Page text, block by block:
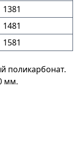
1381
1481
1581
поликарбонат.
мм.